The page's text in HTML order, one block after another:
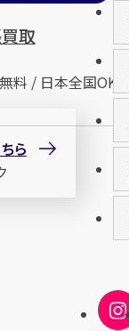
取
料 / 日本全国OK
ら